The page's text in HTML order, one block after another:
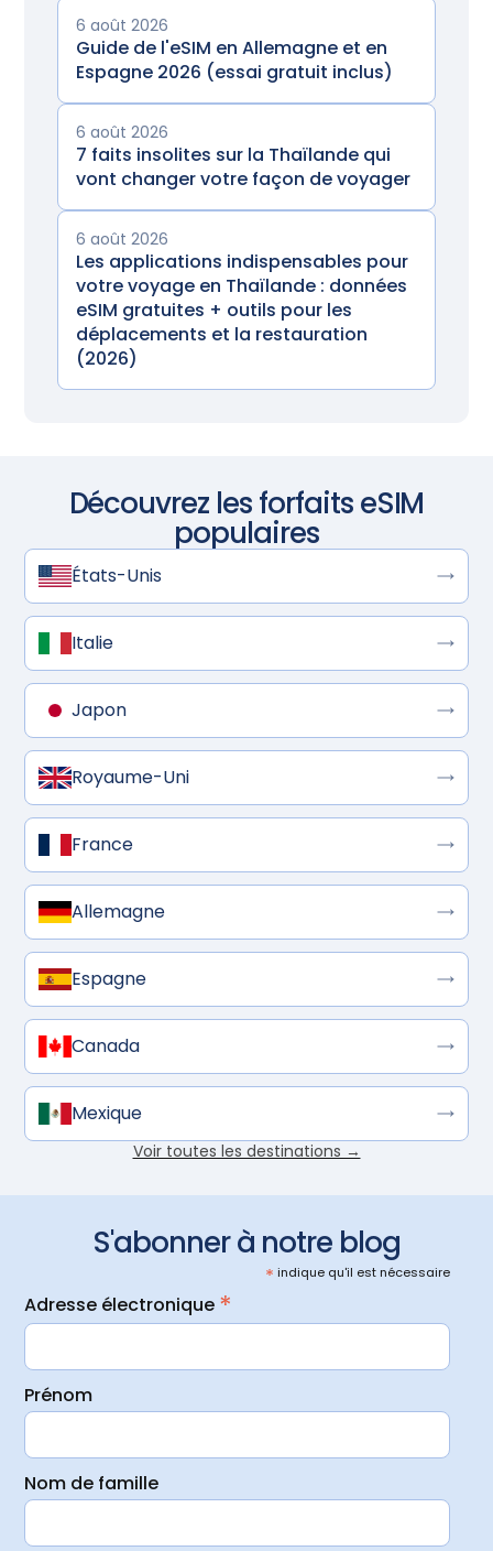
6 août 2026
Guide de l'eSIM en Allemagne et en
Espagne 2026 (essai gratuit inclus)
6 août 2026
7 faits insolites sur la Thaïlande qui
vont changer votre façon de voyager
6 août 2026
Les applications indispensables pour
votre voyage en Thaïlande : données
eSIM gratuites + outils pour les
déplacements et la restauration
(2026)
Découvrez les forfaits eSIM
populaires
États-Unis
Italie
Japon
Royaume-Uni
France
Allemagne
Espagne
Canada
Mexique
Voir toutes les destinations →
S'abonner à notre blog
* indique qu'il est nécessaire
Adresse électronique *
Prénom
Nom de famille